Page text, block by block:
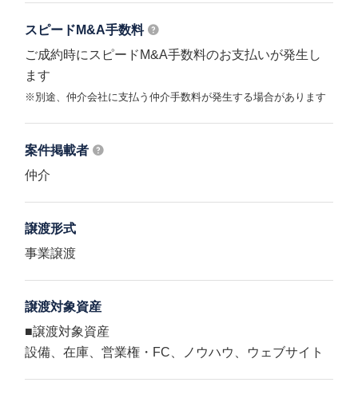
スピードM&A手数料
ご成約時にスピードM&A手数料のお支払いが発生し
ます
※別途、仲介会社に支払う仲介手数料が発生する場合があります
案件掲載者
仲介
譲渡形式
事業譲渡
譲渡対象資産
■譲渡対象資産
設備、在庫、営業権・FC、ノウハウ、ウェブサイト